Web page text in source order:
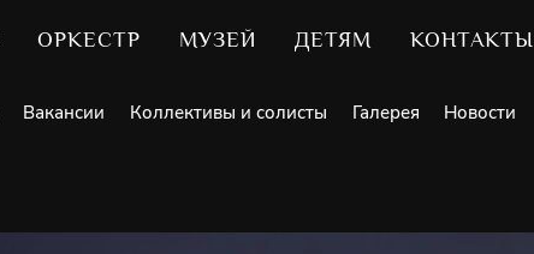
ОРКЕСТР МУЗЕЙ ДЕТЯМ КОНТАКТЫ
Вакансии Коллективы и солисты Галерея Новости